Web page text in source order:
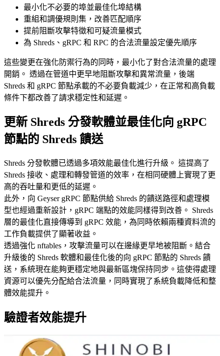
最小化不必要的埠並最佳化埠結構
重組和調優規則集，改善匹配順序
提前阻斷攻擊特徵和可疑流量模式
為 Shreds、gRPC 和 RPC 的合法流量設定優先順序
這些變更在強化防禦行為的同時，最小化了對合法流量的處理
開銷。 透過在管道中更早地阻斷攻擊和異常流量，後端
Shreds 和 gRPC 節點承載的不必要負載減少，在正常和高負載
條件下都改善了請求穩定性和延遲。
更新 Shreds 分發軟體並最佳化向 gRPC
節點的 Shreds 饋送
Shreds 分發軟體已透過多項效能最佳化進行升級。 這提高了
Shreds 接收、處理和轉發管道的效率，在相同硬體上實現了更
高的吞吐量和更低的延遲。
此外，向 Geyser gRPC 節點供給 Shreds 的饋送路徑和處理模
型也經過重新設計，gRPC 端點的效能同樣得到改善。 Shreds
層的最佳化直接傳導到 gRPC 效能，為同時依賴兩種資料流的
工作負載提供了顯著收益。
透過強化 nftables，攻擊流量可以在邊緣更早地被阻斷。結合
升級後的 Shreds 軟體和最佳化後的向 gRPC 節點的 Shreds 饋
送，系統現在能夠更穩定地與最新區塊保持同步。這使得處理
資源可以優先分配給合法流量，同時實現了系統負載降低和整
體效能提升。
驗證者效能提升